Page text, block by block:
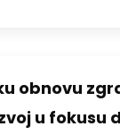
obnovu
u fokusu